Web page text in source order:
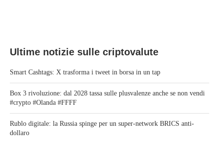
Ultime notizie sulle criptovalute
Smart Cashtags: X trasforma i tweet in borsa in un tap
Box 3 rivoluzione: dal 2028 tassa sulle plusvalenze anche se non vendi
#crypto #Olanda #FFFF
Rublo digitale: la Russia spinge per un super-network BRICS anti-
dollaro